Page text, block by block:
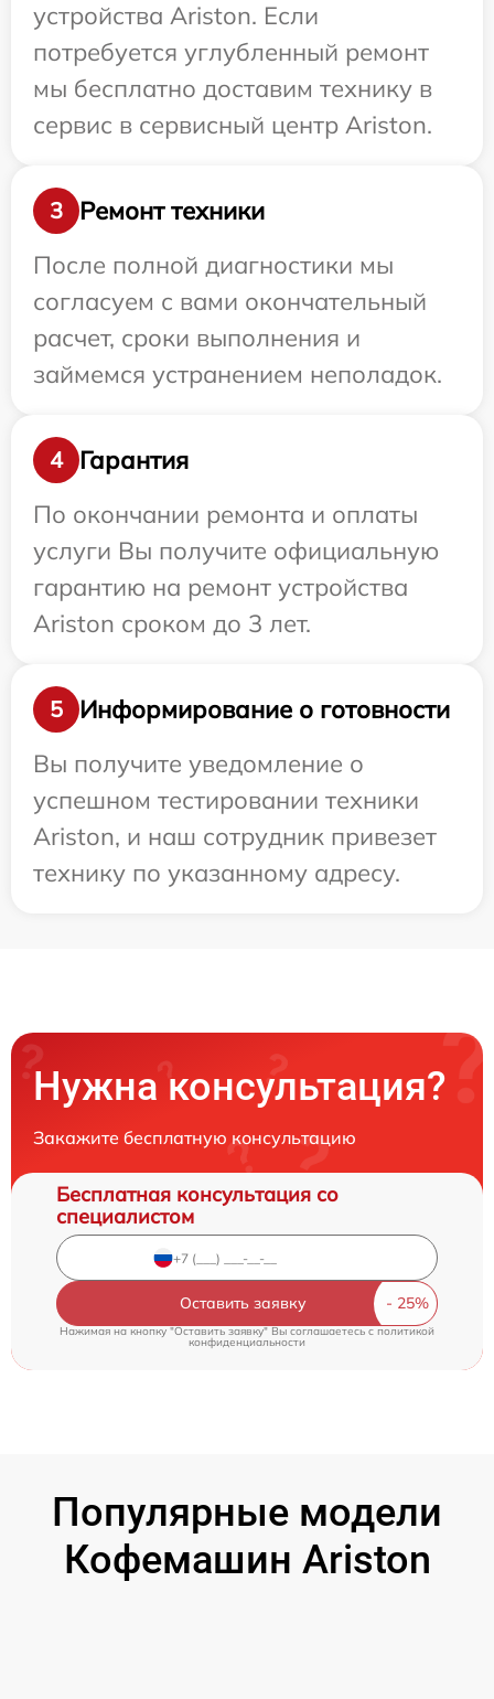
устройства Ariston. Если
потребуется углубленный ремонт
мы бесплатно доставим технику в
сервис в сервисный центр Ariston.
3
Ремонт техники
После полной диагностики мы
согласуем с вами окончательный
расчет, сроки выполнения и
займемся устранением неполадок.
4
Гарантия
По окончании ремонта и оплаты
услуги Вы получите официальную
гарантию на ремонт устройства
Ariston сроком до 3 лет.
5
Информирование о готовности
Вы получите уведомление о
успешном тестировании техники
Ariston, и наш сотрудник привезет
технику по указанному адресу.
Нужна консультация?
Закажите бесплатную консультацию
Бесплатная консультация со
специалистом
Оставить заявку
Нажимая на кнопку "Оставить заявку" Вы соглашаетесь c политикой
конфиденциальности
Популярные модели
Кофемашин Ariston